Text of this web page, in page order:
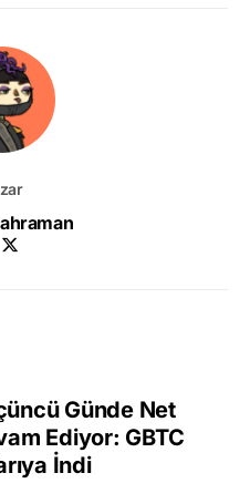
Günde Net
Ediyor: GBTC
İndi